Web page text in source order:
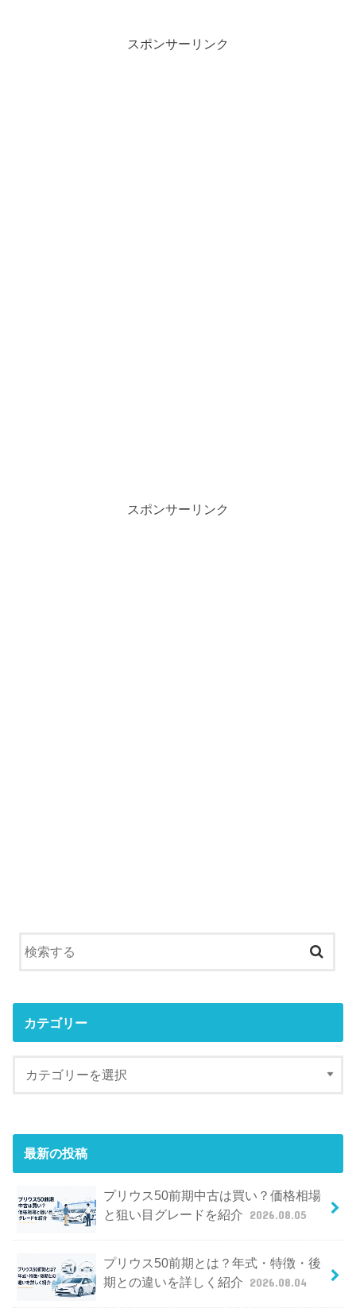
スポンサーリンク
スポンサーリンク
カテゴリー
最新の投稿
プリウス50前期中古は買い？価格相場
と狙い目グレードを紹介 2026.08.05
プリウス50前期とは？年式・特徴・後
期との違いを詳しく紹介 2026.08.04